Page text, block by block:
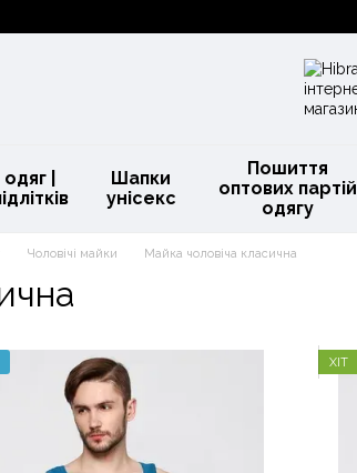
|
Шапки
унісекс
Пошиття
оптових партій
одягу
Чоловічі майки Майка чоловіча класична
ХІТ